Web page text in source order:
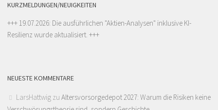
KURZMELDUNGEN/NEUIGKEITEN
+++ 19.07.2026: Die ausführlichen "Aktien-Analysen" inklusive KI-
Resilienz wurde aktualisiert. +++
NEUESTE KOMMENTARE
LarsHattwig zu Altersvorsorgedepot 2027: Warum die Risiken keine